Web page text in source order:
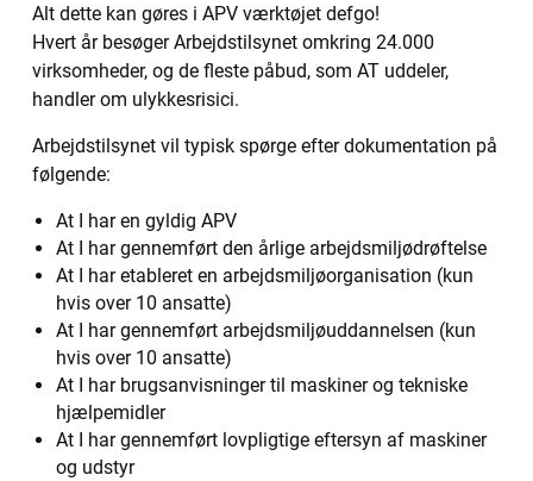
Alt dette kan gøres i APV værktøjet defgo!
Hvert år besøger Arbejdstilsynet omkring 24.000
virksomheder, og de fleste påbud, som AT uddeler,
handler om ulykkesrisici.
Arbejdstilsynet vil typisk spørge efter dokumentation på
følgende:
At I har en gyldig APV
At I har gennemført den årlige arbejdsmiljødrøftelse
At I har etableret en arbejdsmiljøorganisation (kun
hvis over 10 ansatte)
At I har gennemført arbejdsmiljøuddannelsen (kun
hvis over 10 ansatte)
At I har brugsanvisninger til maskiner og tekniske
hjælpemidler
At I har gennemført lovpligtige eftersyn af maskiner
og udstyr